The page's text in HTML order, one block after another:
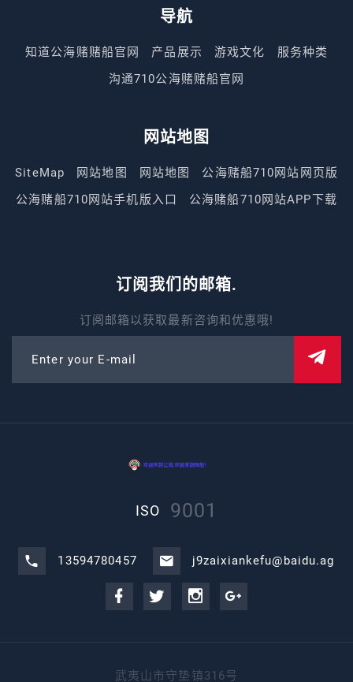
导航
知道公海赌赌船官网 产品展示 游戏文化
服务种类
沟通710公海赌赌船官网
网站地图
SiteMap 网站地图 网站地图
公海赌船710网站网页版
公海赌船710网站手机版入口
公海赌船710网站APP下载
订阅我们的邮箱.
订阅邮箱以获取最新咨询和优惠哦!
Enter your E-mail
ISO 9001
13594780457 j9zaixiankefu@baidu.ag
武夷山市守垫镇316号